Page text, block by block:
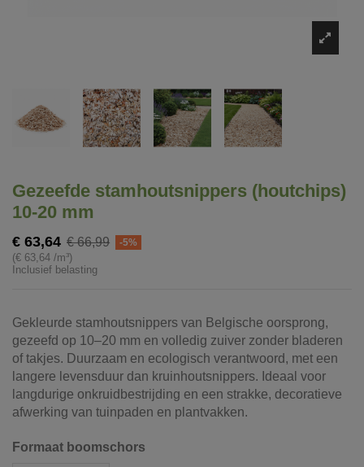
Gezeefde stamhoutsnippers (houtchips)
10-20 mm
€ 63,64 € 66,99 -5%
(€ 63,64 /m³)
Inclusief belasting
Gekleurde stamhoutsnippers van Belgische oorsprong,
gezeefd op 10–20 mm en volledig zuiver zonder bladeren
of takjes. Duurzaam en ecologisch verantwoord, met een
langere levensduur dan kruinhoutsnippers. Ideaal voor
langdurige onkruidbestrijding en een strakke, decoratieve
afwerking van tuinpaden en plantvakken.
Formaat boomschors